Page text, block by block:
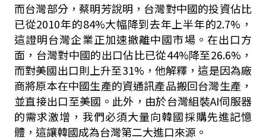
而台灣部分，蔡明芳說明，台灣對中國的投資佔比
已從2010年的84%大幅降到去年上半年的2.7% ，
這證明台灣企業正加速撤離中國市場。在出口方
面，台灣對中國的出口佔比已從44%降至26.6% ，
而對美國出口則上升至31% ，他解釋，這是因為廠
商將原本在中國生產的資通訊產品搬回台灣生產，
並直接出口至美國。此外，由於台灣組裝AI伺服器
的需求激增，我們必須大量向韓國採購先進記憶
體，這讓韓國成為台灣第二大進口來源。